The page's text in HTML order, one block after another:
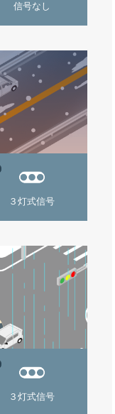
信号なし
３灯式信号
３灯式信号